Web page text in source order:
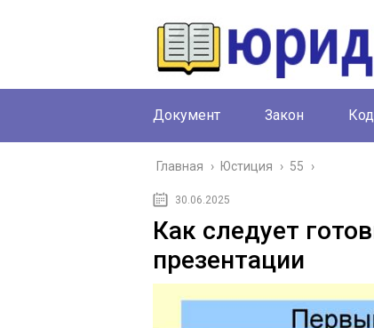
Документ Закон
Главная › Юстиция › 55 ›
30.06.2025
Как следует
презентации